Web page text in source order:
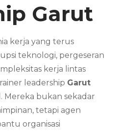
Garut
kerja yang terus
teknologi, pergeseran
kerja lintas
leadership Garut
Mereka bukan sekadar
tetapi agen
organisasi